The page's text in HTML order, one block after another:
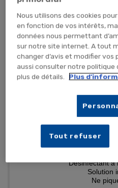
215,71 €
Désinfectant à
Solution
Ne
Nous utilisons des cookies
en fonction de vos intérêts,
données nous permettant
sur notre site internet. A tout
changer d’avis et modifier vos
aussi consulter notre politique
plus de détails.
Plus
Tout refuser